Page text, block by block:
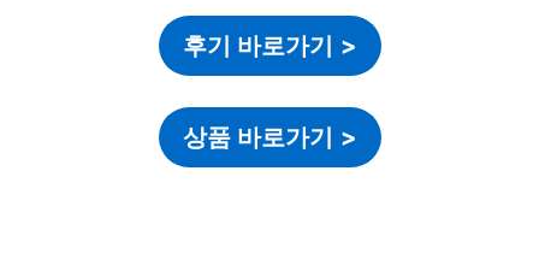
후기 바로가기 >
상품 바로가기 >